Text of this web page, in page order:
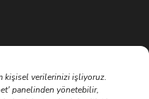
kişisel verilerinizi işliyoruz.
panelinden yönetebilir,